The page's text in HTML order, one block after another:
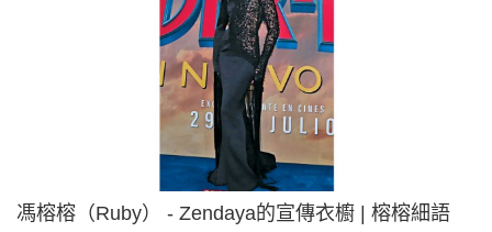
馮榕榕（Ruby） - Zendaya的宣傳衣櫥 | 榕榕細語